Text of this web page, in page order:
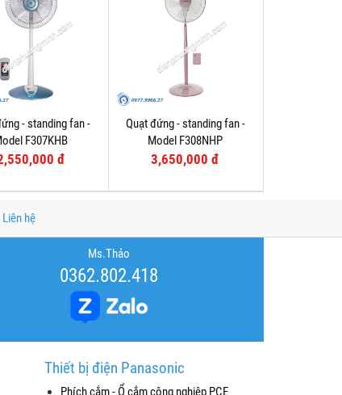
- standing fan -
F307KHB
đ
Quạt đứng - standing fan -
Model F308NHP
3,650,000 đ
Liên hệ
Ms.Thảo
0362.802.418
Thiết bị điện Panasonic
Phích cắm - Ổ cắm công nghiệp PCE